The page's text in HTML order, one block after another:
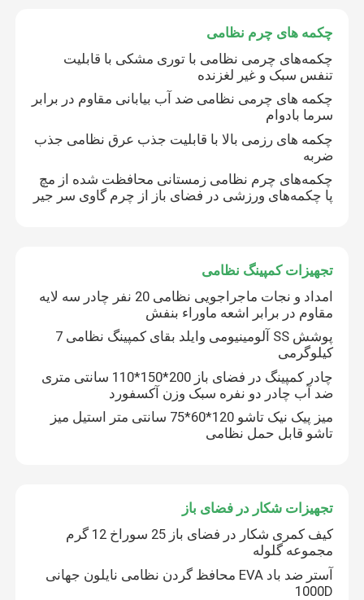
صفحه اصلی
محصولات
تور کارخانه
کنترل کیفیت
با ما تماس بگیرید
درخواست نقل قول
یونیفرم استتار نظامی
زره بالستیک نظامی
چکمه های چرم نظامی
چکمه‌های چرمی نظامی با توری مشکی با قابلیت
تنفس سبک و غیر لغزنده
چکمه های چرمی نظامی ضد آب بیابانی مقاوم در برابر
سرما بادوام
چکمه های رزمی بالا با قابلیت جذب عرق نظامی جذب
ضربه
چکمه‌های چرم نظامی زمستانی محافظت شده از مچ
پا چکمه‌های ورزشی در فضای باز از چرم گاوی سر جیر
تجهیزات کمپینگ نظامی
امداد و نجات ماجراجویی نظامی 20 نفر چادر سه لایه
مقاوم در برابر اشعه ماوراء بنفش
پوشش SS آلومینیومی وایلد بقای کمپینگ نظامی 7
کیلوگرمی
چادر کمپینگ در فضای باز 200*150*110 سانتی متری
ضد آب چادر دو نفره سبک وزن آکسفورد
میز پیک نیک تاشو 120*60*75 سانتی متر استیل میز
تاشو قابل حمل نظامی
تجهیزات شکار در فضای باز
کیف کمری شکار در فضای باز 25 سوراخ 12 گرم
مجموعه گلوله
آستر ضد باد EVA محافظ گردن نظامی نایلون جهانی
1000D